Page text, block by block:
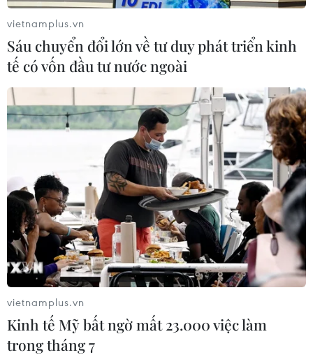
Nhạc trưởng tài ba Lê Phi Phi chỉ huy đêm
nhạc mừng năm mới 2020
18/12/2019 05:11
Nhạc trưởng tài ba Lê Phi Phi trở về nước chỉ huy đêm
diễn kết thúc mùa diễn sôi động năm 2019 và chào đón
năm mới 2020, diễn ra tối 27-28/12 tại Thành phố Hồ
Chí Minh.
vietnamplus.vn
Sáu chuyển đổi lớn về tư duy phát triển kinh
tế có vốn đầu tư nước ngoài
vietnamplus.vn
Kinh tế Mỹ bất ngờ mất 23.000 việc làm
trong tháng 7